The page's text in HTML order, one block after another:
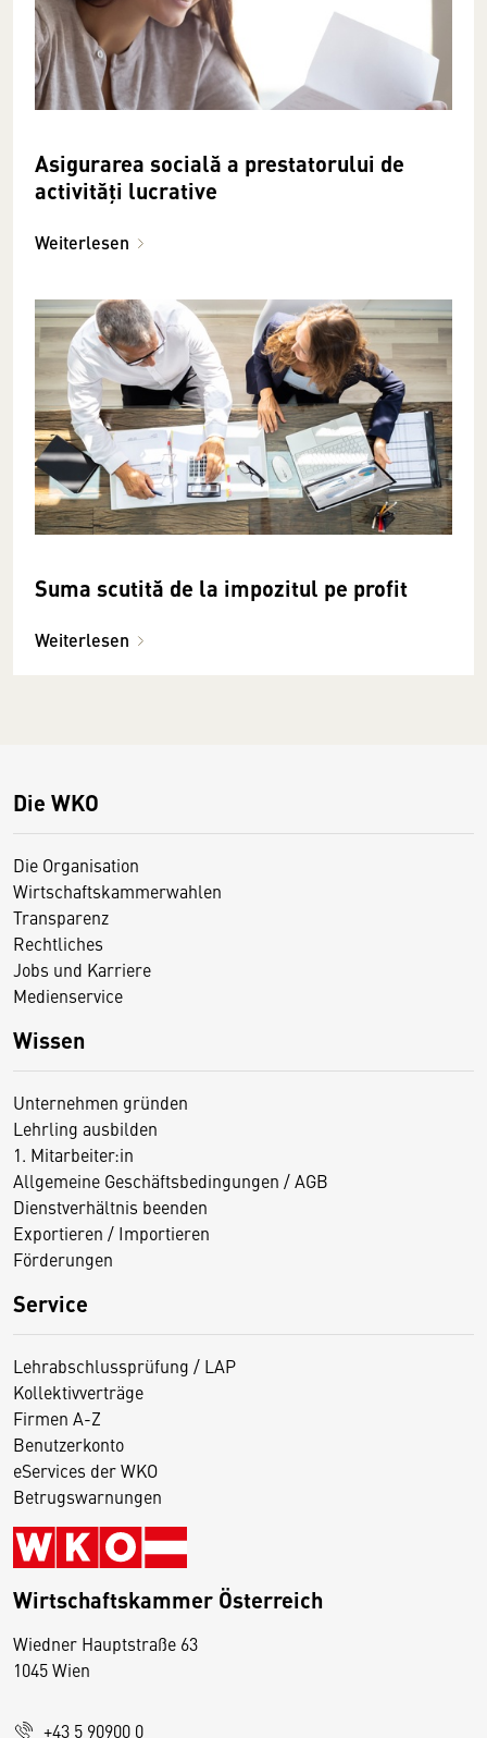
Asigurarea socială a prestatorului de
activităţi lucrative
Weiterlesen
Suma scutită de la impozitul pe profit
Weiterlesen
Die WKO
Die Organisation
Wirtschaftskammerwahlen
Transparenz
Rechtliches
Jobs und Karriere
Medienservice
Wissen
Unternehmen gründen
Lehrling ausbilden
1. Mitarbeiter:in
Allgemeine Geschäftsbedingungen / AGB
Dienstverhältnis beenden
Exportieren / Importieren
Förderungen
Service
Lehrabschlussprüfung / LAP
Kollektivverträge
Firmen A-Z
Benutzerkonto
eServices der WKO
Betrugswarnungen
Wirtschaftskammer Österreich
Wiedner Hauptstraße 63
1045 Wien
+43 5 90900 0
D